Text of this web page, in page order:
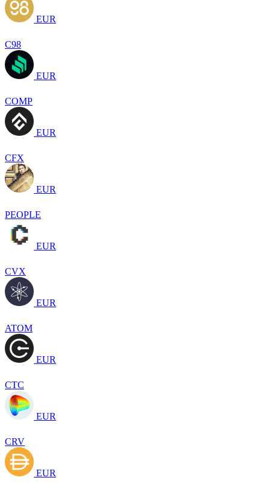
EUR
C98
EUR
COMP
EUR
CFX
EUR
PEOPLE
EUR
CVX
EUR
ATOM
EUR
CTC
EUR
CRV
EUR